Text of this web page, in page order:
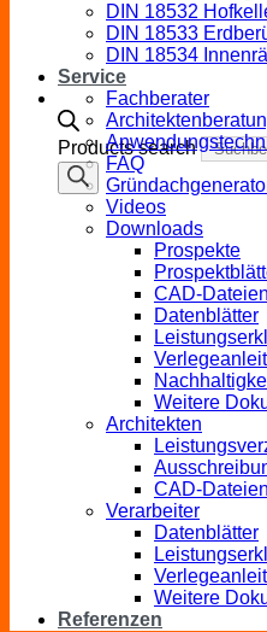
Products search
DIN 18532
DIN 18533
DIN 18534
Service
Fachberater
FAQ
Videos
Downloads
Prospekte
CAD-Dateien
Datenblätter
Weitere
Architekten
CAD-Dateien
Verarbeiter
Datenblätter
Weitere
Referenzen